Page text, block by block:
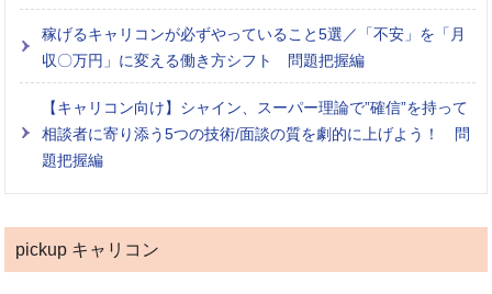
稼げるキャリコンが必ずやっていること5選／「不安」を「月
収〇万円」に変える働き方シフト 問題把握編
【キャリコン向け】シャイン、スーパー理論で”確信”を持って
相談者に寄り添う5つの技術/面談の質を劇的に上げよう！ 問
題把握編
pickup キャリコン